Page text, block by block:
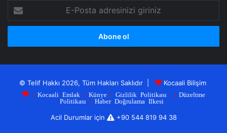
Posta
adresinizi
© Telif Hakkı 2026, Tüm Hakları Saklıdır | Kocaali Bilişim
| Kocaali Emlak | Künye| Gizlilik Politikası | Düzeltme
Politikası | Haber Doğrulama Ilkesi
Acil Durumlar için +90 544 819 94 38